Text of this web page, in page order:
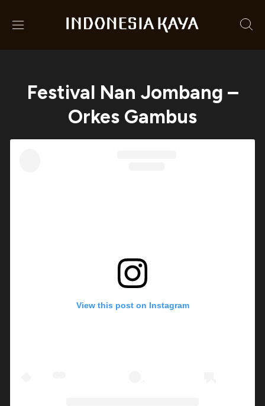
Festival Nan Jombang –
Orkes Gambus
View this post on Instagram